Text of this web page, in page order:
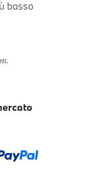
basso